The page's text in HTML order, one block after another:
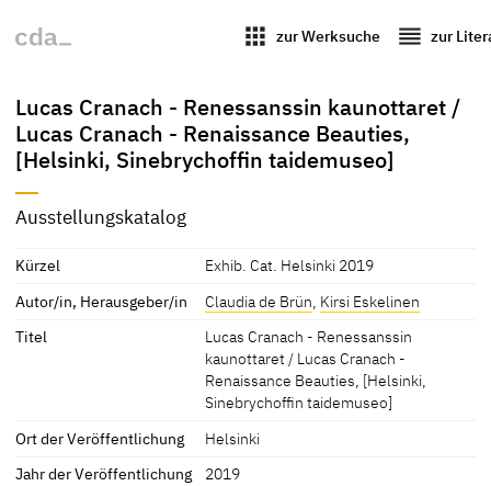
apps zur Werksuche reorder zur
Lucas Cranach - Renessanssin kaunottaret /
Lucas Cranach - Renaissance Beauties,
[Helsinki, Sinebrychoffin taidemuseo]
Ausstellungskatalog
Kürzel
Exhib. Cat. Helsinki 2019
Autor/in, Herausgeber/in
Claudia de Brün, Kirsi Eskelinen
Titel
Lucas Cranach - Renessanssin
kaunottaret / Lucas Cranach -
Renaissance Beauties, [Helsinki,
Sinebrychoffin taidemuseo]
Ort der Veröffentlichung
Helsinki
Jahr der Veröffentlichung
2019